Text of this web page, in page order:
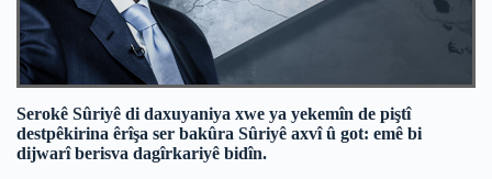
Serokê Sûriyê di daxuyaniya xwe ya yekemîn de piştî
destpêkirina êrîşa ser bakûra Sûriyê axvî û got: emê bi
dijwarî berisva dagîrkariyê bidîn.